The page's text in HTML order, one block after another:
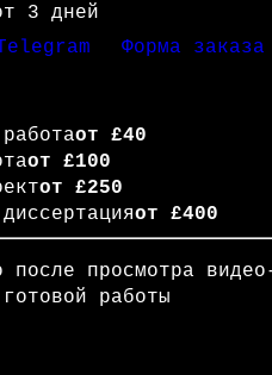
3 дней
Форма заказа
от £40
от £100
от £250
от £400
после просмотра
работы